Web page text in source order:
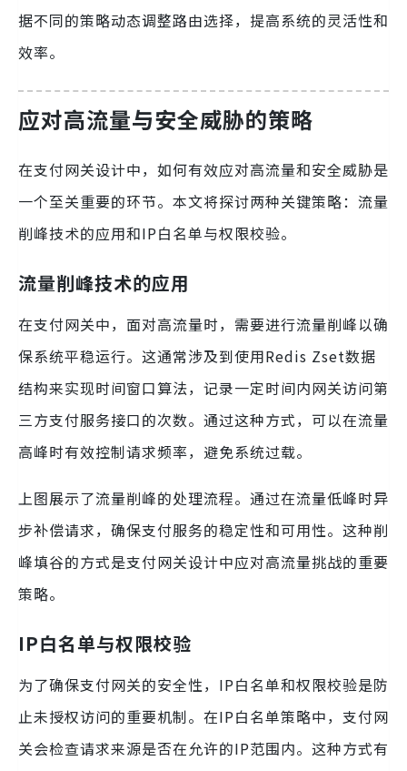
据不同的策略动态调整路由选择，提高系统的灵活性和
效率。
应对高流量与安全威胁的策略
在支付网关设计中，如何有效应对高流量和安全威胁是
一个至关重要的环节。本文将探讨两种关键策略：流量
削峰技术的应用和IP白名单与权限校验。
流量削峰技术的应用
在支付网关中，面对高流量时，需要进行流量削峰以确
保系统平稳运行。这通常涉及到使用Redis Zset数据
结构来实现时间窗口算法，记录一定时间内网关访问第
三方支付服务接口的次数。通过这种方式，可以在流量
高峰时有效控制请求频率，避免系统过载。
上图展示了流量削峰的处理流程。通过在流量低峰时异
步补偿请求，确保支付服务的稳定性和可用性。这种削
峰填谷的方式是支付网关设计中应对高流量挑战的重要
策略。
IP白名单与权限校验
为了确保支付网关的安全性，IP白名单和权限校验是防
止未授权访问的重要机制。在IP白名单策略中，支付网
关会检查请求来源是否在允许的IP范围内。这种方式有